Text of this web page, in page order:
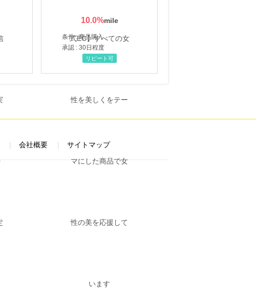
10.0%
条件 : 商品購入
承認 : 30日程度
リピート可
会社概要 サイトマップ